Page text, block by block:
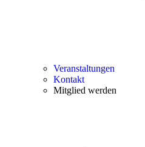
Veranstaltungen
Kontakt
Mitglied werden